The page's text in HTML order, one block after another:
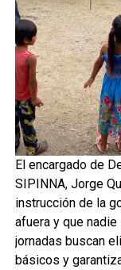
El encargado de
SIPINNA, Jorge
instrucción de la
afuera y que
jornadas buscan
básicos y